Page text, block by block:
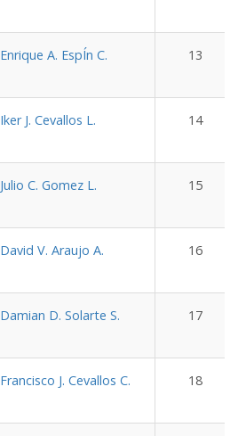
Enrique A. EspÍn C. 13
Iker J. Cevallos L. 14
Julio C. Gomez L. 15
David V. Araujo A. 16
Damian D. Solarte S. 17
Francisco J. Cevallos C. 18